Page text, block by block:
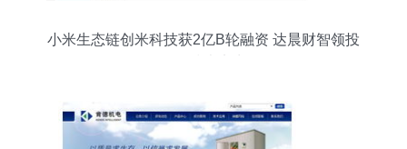
小米生态链创米科技获2亿B轮融资 达晨财智领投